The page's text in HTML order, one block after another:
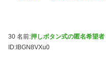
30 名前:押しボタン式の匿名希望者
ID:IBGN8VXu0